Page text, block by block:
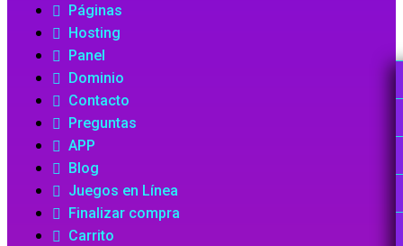
Páginas
Hosting
Panel
Dominio
Contacto
Preguntas
APP
Blog
Juegos en Línea
Finalizar compra
Carrito